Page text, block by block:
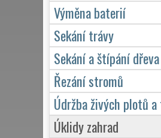
Výměna baterií
Sekání trávy
Sekání a štípání dřeva
Řezání stromů
Údržba živých plotů
Úklidy zahrad